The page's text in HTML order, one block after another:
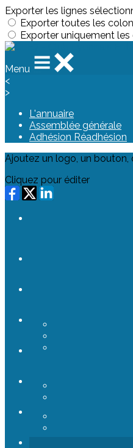
Exporter les lignes
Exporter toutes les
Exporter uniquement
Menu
<
>
L'annuaire
Assemblée générale
Adhésion Réadhésion
Ajoutez un logo, un bouton,
Cliquez pour éditer